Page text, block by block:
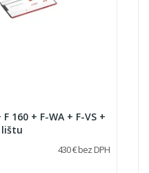
160 + F-WA + F-VS +
lištu
430 € bez DPH